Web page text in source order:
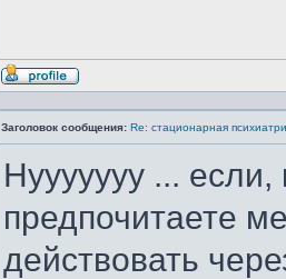
Профиль
Заголовок сообщения: Re: стационарная
Нууууууу ...
предпочитаете
действовать